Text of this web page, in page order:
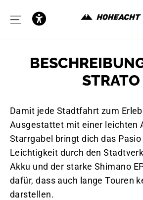
Inhalt
SEITENNAVIGATION
STRATO
Damit jede Stadtfahrt zum
Ausgestattet mit einer leichten
Starrgabel bringt dich das
Leichtigkeit durch den
Akku und der starke Shimano
dafür, dass auch lange Touren
darstellen.